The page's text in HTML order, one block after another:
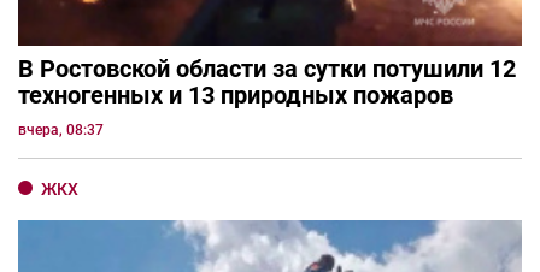
В Ростовской области за сутки потушили 12
техногенных и 13 природных пожаров
вчера, 08:37
ЖКХ